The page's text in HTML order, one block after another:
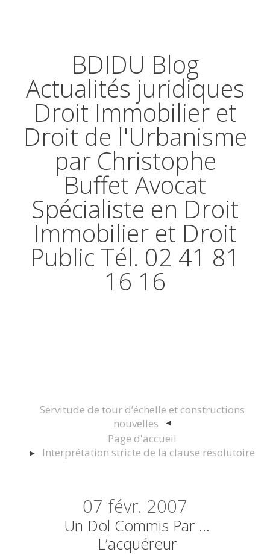
BDIDU Blog
Actualités juridiques
Droit Immobilier et
Droit de l'Urbanisme
par Christophe
Buffet Avocat
Spécialiste en Droit
Immobilier et Droit
Public Tél. 02 41 81
16 16
Servitude de tour d’échelle et constructions
nouvelles
Page d'accueil
Interprétation stricte de la clause résolutoire
07 févr. 2007
Un Dol Commis Par …
L’acquéreur